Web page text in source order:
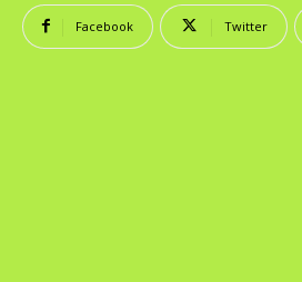
Facebook Twitter